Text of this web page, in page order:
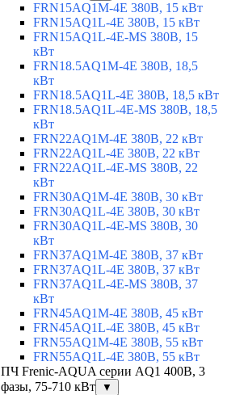
FRN15AQ1M-4E 380В, 15 кВт
FRN15AQ1L-4E 380В, 15 кВт
FRN15AQ1L-4E-MS 380В, 15
кВт
FRN18.5AQ1M-4E 380В, 18,5
кВт
FRN18.5AQ1L-4E 380В, 18,5 кВт
FRN18.5AQ1L-4E-MS 380В, 18,5
кВт
FRN22AQ1M-4E 380В, 22 кВт
FRN22AQ1L-4E 380В, 22 кВт
FRN22AQ1L-4E-MS 380В, 22
кВт
FRN30AQ1M-4E 380В, 30 кВт
FRN30AQ1L-4E 380В, 30 кВт
FRN30AQ1L-4E-MS 380В, 30
кВт
FRN37AQ1M-4E 380В, 37 кВт
FRN37AQ1L-4E 380В, 37 кВт
FRN37AQ1L-4E-MS 380В, 37
кВт
FRN45AQ1M-4E 380В, 45 кВт
FRN45AQ1L-4E 380В, 45 кВт
FRN55AQ1M-4E 380В, 55 кВт
FRN55AQ1L-4E 380В, 55 кВт
ПЧ Frenic-AQUA серии AQ1 400В, 3
фазы, 75-710 кВт
▼